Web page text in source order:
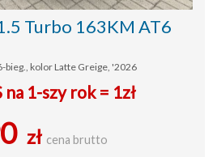
Turbo 163KM AT6
bieg., kolor Latte Greige, '2026
1-szy rok = 1zł
zł cena brutto